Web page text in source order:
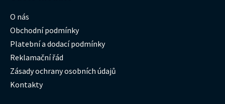
O nás
Obchodní podmínky
Platební a dodací podmínky
Reklamační řád
Zásady ochrany osobních údajů
Kontakty